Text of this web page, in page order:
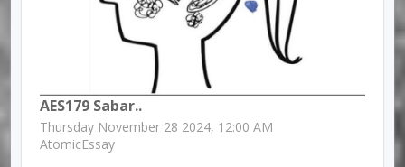
AES179 Sabar..
Thursday November 28 2024, 12:00 AM
AtomicEssay